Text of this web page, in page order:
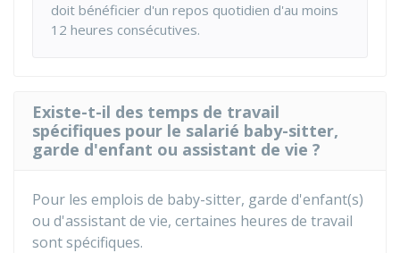
doit bénéficier d'un repos quotidien d'au moins
12 heures consécutives.
Existe-t-il des temps de travail
spécifiques pour le salarié baby-sitter,
garde d'enfant ou assistant de vie ?
Pour les emplois de baby-sitter, garde d'enfant(s)
ou d'assistant de vie, certaines heures de travail
sont spécifiques.